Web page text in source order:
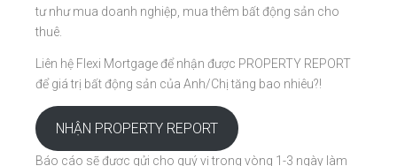
tư như mua doanh nghiệp, mua thêm bất động sản cho
thuê.
Liên hệ Flexi Mortgage để nhận được PROPERTY REPORT
để giá trị bất động sản của Anh/Chị tăng bao nhiêu?!
NHẬN PROPERTY REPORT
Báo cáo sẽ được gửi cho quý vị trong vòng 1-3 ngày làm